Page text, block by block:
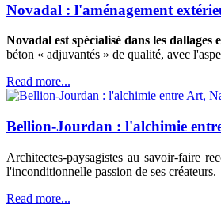
Novadal : l'aménagement
Novadal est spécialisé dans les
béton « adjuvantés » de qualité, avec
Read more...
Bellion-Jourdan : l'alchimie
Architectes-paysagistes au savoir-faire
l'inconditionnelle passion de ses créateurs.
Read more...